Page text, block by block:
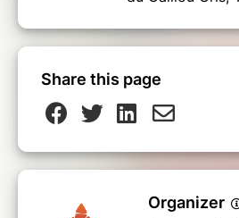
Share this page
Organizer